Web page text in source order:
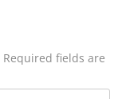
Required fields are